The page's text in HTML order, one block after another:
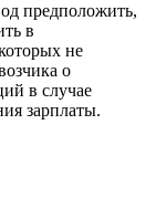
предположить,
в
не
о
в случае
зарплаты.